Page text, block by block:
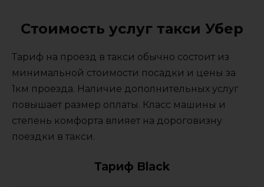
Стоимость услуг такси Убер
Тариф на проезд в такси обычно состоит из
минимальной стоимости посадки и цены за
1км проезда. Наличие дополнительных услуг
повышает размер оплаты. Класс машины и
степень комфорта влияет на дороговизну
поездки в такси.
Тариф Black